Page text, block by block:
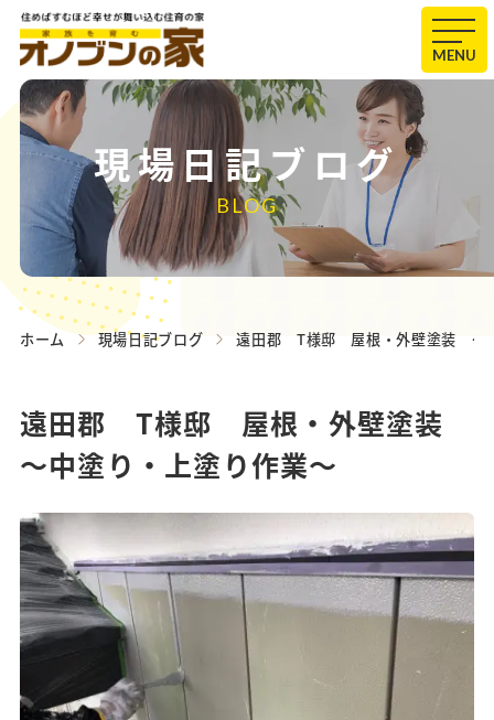
MENU
現場日記ブログ
BLOG
ホーム 現場日記ブログ 遠田郡 T様邸 屋根・外壁塗装 ～
遠田郡 T様邸 屋根・外壁塗装
～中塗り・上塗り作業～